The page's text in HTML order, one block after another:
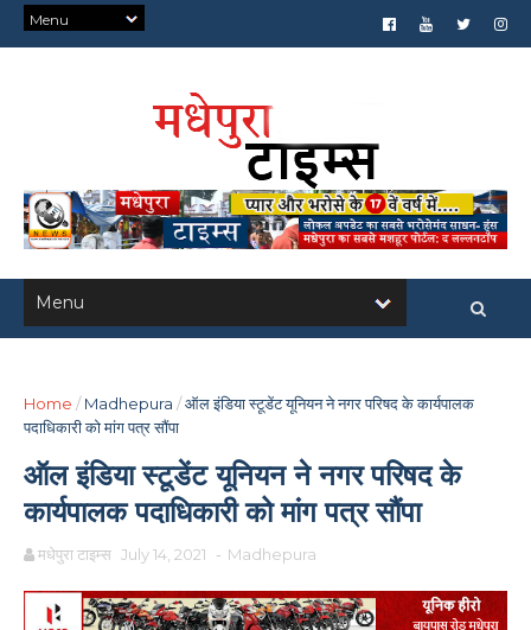
Home / Madhepura /ऑल इंडिया स्टूडेंट यूनियन ने नगर परिषद के कार्यपालक
पदाधिकारी को मांग पत्र सौंपा
ऑल इंडिया स्टूडेंट यूनियन ने नगर परिषद के
कार्यपालक पदाधिकारी को मांग पत्र सौंपा
मधेपुरा टाइम्स July 14, 2021 - Madhepura